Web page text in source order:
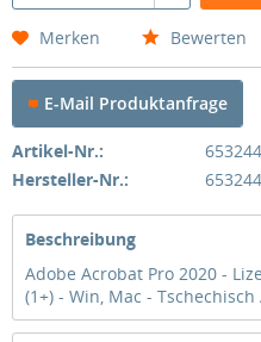
Merken Bewerten
E-Mail Produktanfrage
Artikel-Nr.:
Hersteller-Nr.:
Beschreibung
Adobe Acrobat Pro 2020 -
(1+) - Win, Mac - Tschechisch